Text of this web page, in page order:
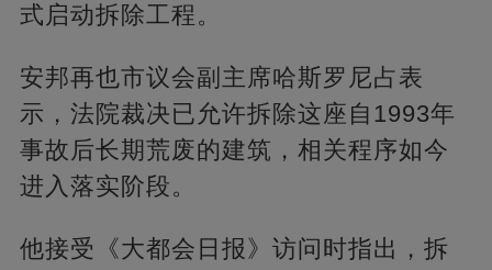
式启动拆除工程。
安邦再也市议会副主席哈斯罗尼占表
示，法院裁决已允许拆除这座自1993年
事故后长期荒废的建筑，相关程序如今
进入落实阶段。
他接受《大都会日报》访问时指出，拆